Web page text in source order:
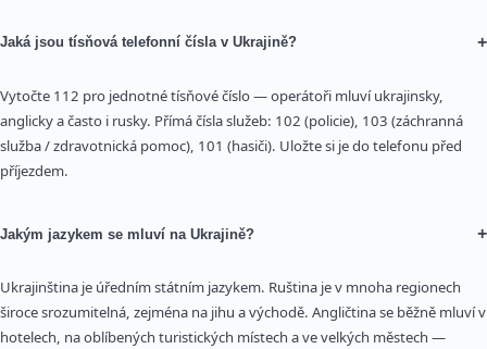
Jaká jsou tísňová telefonní čísla v Ukrajině? +
Vytočte 112 pro jednotné tísňové číslo — operátoři mluví ukrajinsky,
anglicky a často i rusky. Přímá čísla služeb: 102 (policie), 103 (záchranná
služba / zdravotnická pomoc), 101 (hasiči). Uložte si je do telefonu před
příjezdem.
Jakým jazykem se mluví na Ukrajině? +
Ukrajinština je úředním státním jazykem. Ruština je v mnoha regionech
široce srozumitelná, zejména na jihu a východě. Angličtina se běžně mluví v
hotelech, na oblíbených turistických místech a ve velkých městech —